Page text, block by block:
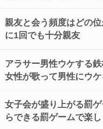
親友と会う頻度はどの
に1回でも十分親友
アラサー男性ウケする
女性が歌って男性にウ
女子会が盛り上がる罰
らできる罰ゲームで楽